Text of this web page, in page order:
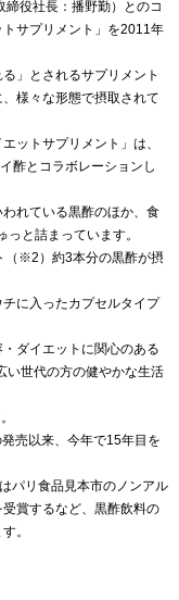
役社長：播野勤）とのコ
サプリメント」を2011年
」とされるサプリメント
様々な形態で摂取されて
ットサプリメント」は、
酢とコラボレーションし
れている黒酢のほか、食
と詰まっています。
（※2）約3本分の黒酢が摂
に入ったカプセルタイプ
ダイエットに関心のある
い世代の方の健やかな生活
売以来、今年で15年目を
パリ食品見本市のノンアル
賞するなど、黒酢飲料の
。